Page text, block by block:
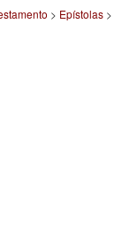
> Epístolas>